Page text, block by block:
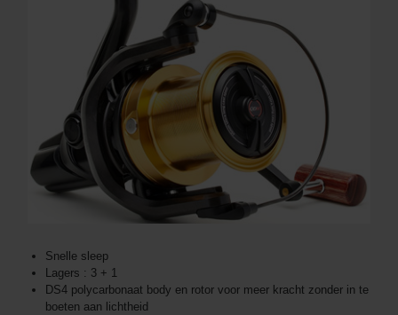
Snelle sleep
Lagers : 3 + 1
DS4 polycarbonaat body en rotor voor meer kracht zonder in te
boeten aan lichtheid